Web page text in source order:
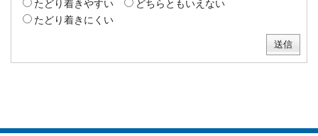
たどり着きやすい
どちらともいえない
たどり着きにくい